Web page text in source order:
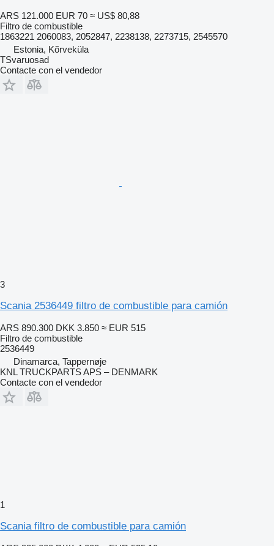
ARS 121.000 EUR 70 ≈ US$ 80,88
Filtro de combustible
1863221 2060083, 2052847, 2238138, 2273715, 2545570
Estonia, Kõrveküla
TSvaruosad
Contacte con el vendedor
3
Scania 2536449 filtro de combustible para camión
ARS 890.300 DKK 3.850 ≈ EUR 515
Filtro de combustible
2536449
Dinamarca, Tappernøje
KNL TRUCKPARTS APS – DENMARK
Contacte con el vendedor
1
Scania filtro de combustible para camión